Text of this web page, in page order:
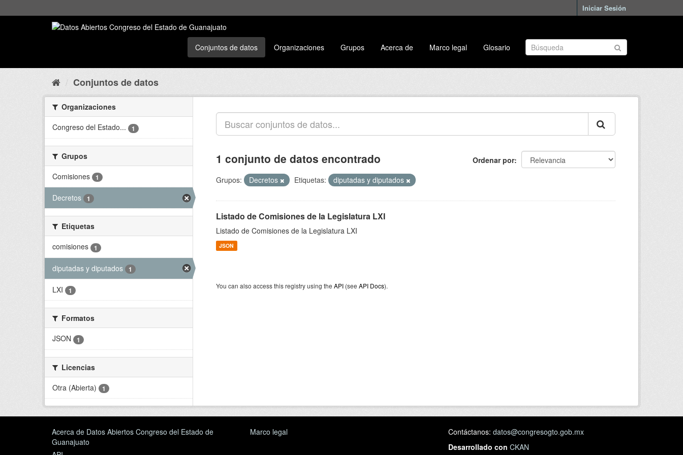
Iniciar Sesión
Conjuntos de datos Organizaciones Grupos Acerca de Marco legal Glosario
Conjuntos de datos
Organizaciones
Congreso del Estado...
1
Grupos
Comisiones
1
Decretos 1
Etiquetas
comisiones
1
diputadas y diputados 1
LXI 1
Formatos
JSON
1
Licencias
Otra (Abierta)
1
Ordenar por
1 conjunto de datos encontrado
Grupos: Decretos Etiquetas: diputadas y diputados
Listado de Comisiones de la Legislatura LXI
Listado de Comisiones de la Legislatura LXI
JSON
You can also access this registry using the API (see API Docs).
Acerca de Datos Abiertos Congreso del Estado de
Guanajuato
Marco legal Contáctanos: datos@congresogto.gob.mx
Desarrollado con CKAN